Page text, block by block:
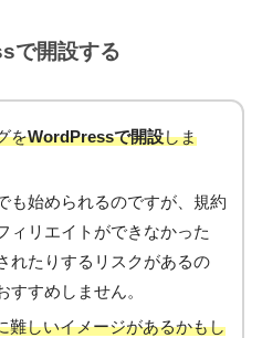
で開設する
をWordPressで開設しま
も始められるのですが、規約
ィリエイトができなかった
れたりするリスクがあるの
すすめしません。
難しいイメージがあるかもし